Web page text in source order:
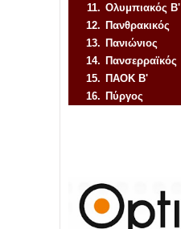
11. Ολυμπιακός Β'
12. Πανθρακικός
13. Πανιώνιος
14. Πανσερραϊκός
15. ΠΑΟΚ Β'
16. Πύργος